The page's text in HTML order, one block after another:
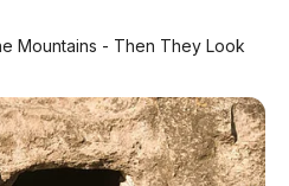
adalah sedan mewah
kombinasi sempurna
Mountains - Then They Look